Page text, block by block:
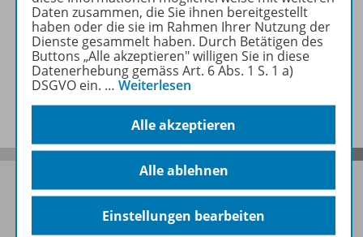
Zugehörige Produkte
Benachrichtigungs-Service
Folgen Sie uns auf Social Media
Daten zusammen, die Sie ihnen bereitgestellt
haben oder die sie im Rahmen Ihrer Nutzung der
Dienste gesammelt haben. Durch Betätigen des
Buttons „Alle akzeptieren" willigen Sie in diese
Datenerhebung gemäss Art. 6 Abs. 1 S. 1 a)
DSGVO ein. … Weiterlesen
Alle akzeptieren
Alle ablehnen
Einstellungen bearbeiten